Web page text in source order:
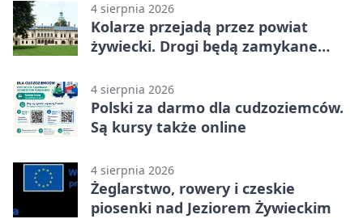
4 sierpnia 2026
Kolarze przejadą przez powiat
żywiecki. Drogi będą zamykane
4 sierpnia 2026
Polski za darmo dla cudzoziemców.
Są kursy także online
4 sierpnia 2026
Żeglarstwo, rowery i czeskie
piosenki nad Jeziorem Żywieckim